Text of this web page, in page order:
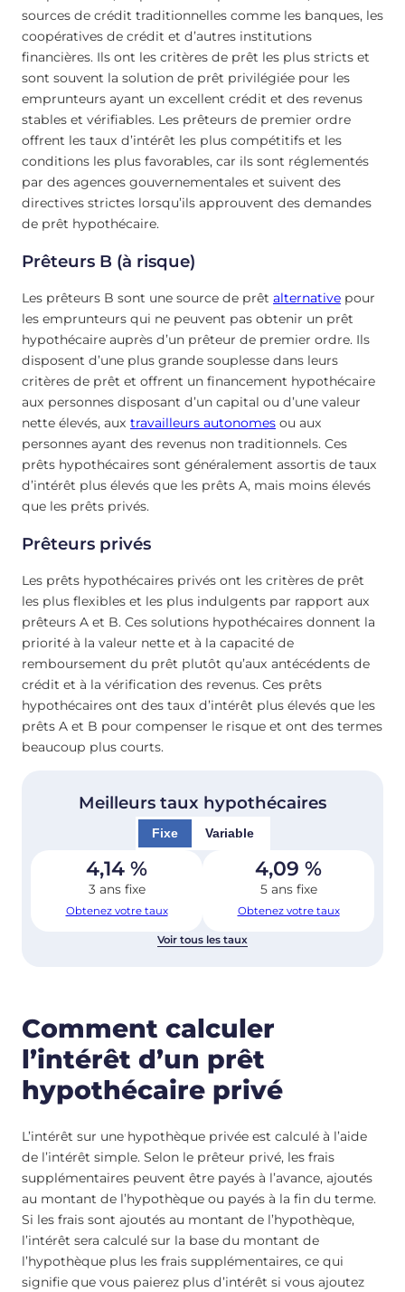
sources de crédit traditionnelles comme les banques, les
coopératives de crédit et d’autres institutions
financières. Ils ont les critères de prêt les plus stricts et
sont souvent la solution de prêt privilégiée pour les
emprunteurs ayant un excellent crédit et des revenus
stables et vérifiables. Les prêteurs de premier ordre
offrent les taux d’intérêt les plus compétitifs et les
conditions les plus favorables, car ils sont réglementés
par des agences gouvernementales et suivent des
directives strictes lorsqu’ils approuvent des demandes
de prêt hypothécaire.
Prêteurs B (à risque)
Les prêteurs B sont une source de prêt alternative pour
les emprunteurs qui ne peuvent pas obtenir un prêt
hypothécaire auprès d’un prêteur de premier ordre. Ils
disposent d’une plus grande souplesse dans leurs
critères de prêt et offrent un financement hypothécaire
aux personnes disposant d’un capital ou d’une valeur
nette élevés, aux travailleurs autonomes ou aux
personnes ayant des revenus non traditionnels. Ces
prêts hypothécaires sont généralement assortis de taux
d’intérêt plus élevés que les prêts A, mais moins élevés
que les prêts privés.
Prêteurs privés
Les prêts hypothécaires privés ont les critères de prêt
les plus flexibles et les plus indulgents par rapport aux
prêteurs A et B. Ces solutions hypothécaires donnent la
priorité à la valeur nette et à la capacité de
remboursement du prêt plutôt qu’aux antécédents de
crédit et à la vérification des revenus. Ces prêts
hypothécaires ont des taux d’intérêt plus élevés que les
prêts A et B pour compenser le risque et ont des termes
beaucoup plus courts.
Meilleurs taux hypothécaires
Fixe Variable
4,14 %
3 ans fixe
Obtenez votre taux
4,09 %
5 ans fixe
Obtenez votre taux
Voir tous les taux
Comment calculer
l’intérêt d’un prêt
hypothécaire privé
L’intérêt sur une hypothèque privée est calculé à l’aide
de l’intérêt simple. Selon le prêteur privé, les frais
supplémentaires peuvent être payés à l’avance, ajoutés
au montant de l’hypothèque ou payés à la fin du terme.
Si les frais sont ajoutés au montant de l’hypothèque,
l’intérêt sera calculé sur la base du montant de
l’hypothèque plus les frais supplémentaires, ce qui
signifie que vous paierez plus d’intérêt si vous ajoutez